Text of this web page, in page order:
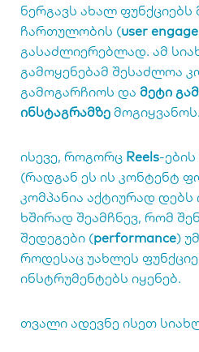
ნერგავს ახალ
ჩართულობის (user
გასაძლიერებლად. ამ
გამოყენებამ შესაძლოა
გამოგარჩიოს და მეტი
ინსტაგრამზე მოგიყვანოს.
ისევე, როგორც Reels-
(რადგან ეს ის კონტენტ
კომპანია აქტიურად დებს
ხშირად შეამჩნევ, რომ
შედეგები (performance)
როდესაც უახლეს
ინსტრუმენტებს იყენებ.
თვალი ადევნე ისეთ